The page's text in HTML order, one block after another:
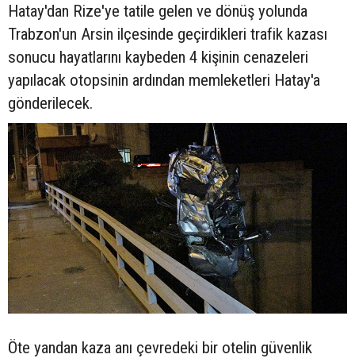
Hatay'dan Rize'ye tatile gelen ve dönüş yolunda
Trabzon'un Arsin ilçesinde geçirdikleri trafik kazası
sonucu hayatlarını kaybeden 4 kişinin cenazeleri
yapılacak otopsinin ardından memleketleri Hatay'a
gönderilecek.
Öte yandan kaza anı çevredeki bir otelin güvenlik